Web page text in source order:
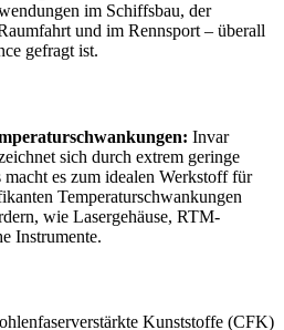
im Schiffsbau, der
und im Rennsport – überall
gefragt ist.
Invar
sich durch extrem geringe
es zum idealen Werkstoff für
Temperaturschwankungen
wie Lasergehäuse, RTM-
Instrumente.
Kunststoffe (CFK)